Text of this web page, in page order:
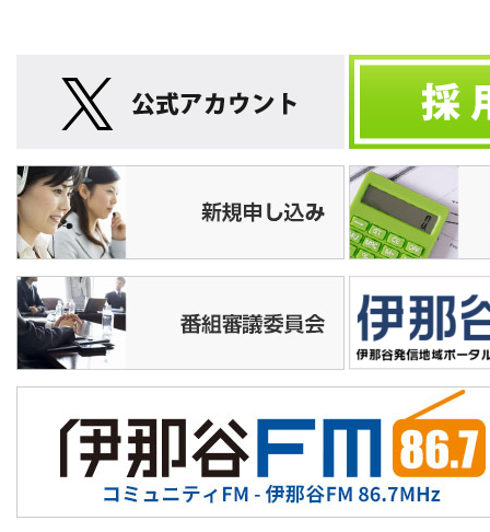
★い～なチャンネル
脳いきいき体操
いなテレ１２
19:45
店ばな工房
20:00
Ｎダイジェスト
20:30
★素顔がいいね南箕輪
20:45
★もみじチャンネル
21:00
いなテレ１２Ｎ
21:15
がんばらない体操
21:25
脳いきいき体操▽口腔
21:30
月ナマ
松尾アトムの瞬間メタル
素顔がいいね南箕輪
もみじチャンネル
ショップ
26:00
信毎文字＜＜N>>